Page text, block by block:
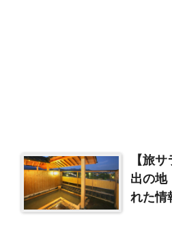
【旅
出の地
れた情